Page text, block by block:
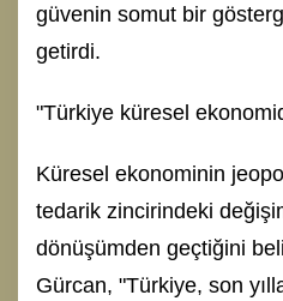
güvenin somut bir
getirdi.
"Türkiye küresel
Küresel ekonominin
tedarik zincirindeki
dönüşümden geçtiğini
Gürcan, "Türkiye, son